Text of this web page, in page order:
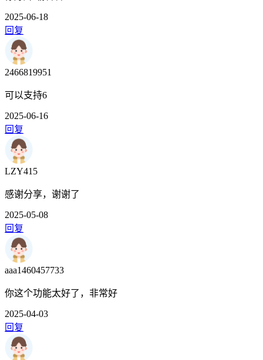
2025-06-18
回复
2466819951
可以支持6
2025-06-16
回复
LZY415
感谢分享，谢谢了
2025-05-08
回复
aaa1460457733
你这个功能太好了，非常好
2025-04-03
回复